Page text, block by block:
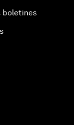
boletines